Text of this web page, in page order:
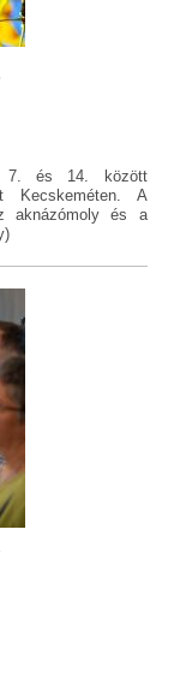
7. és 14. között
Kecskeméten. A
aknázómoly és a